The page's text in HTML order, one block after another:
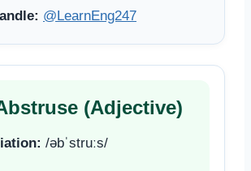
@LearnEng247
(Adjective)
/əbˈstruːs/